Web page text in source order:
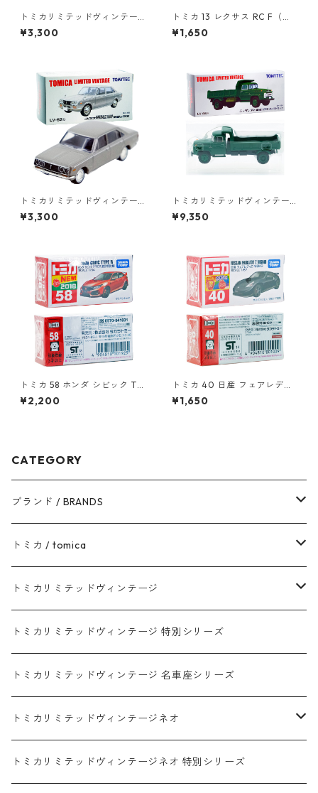
トミカリミテッドヴィンテー
ジ LV-64b トヨペット コロナ
1500 デラックス #10217145
¥3,300
トミカ 13 レクサス RC F（初
回特別仕様）#10801689
¥1,650
トミカリミテッドヴィンテー
ジ LV-52b コロナ MARKⅡ 19
00 デラックス #10213451
¥3,300
トミカリミテッドヴィンテー
ジ LV-66a ニッサン ディーゼ
ル 680型 ダンプトラック #10
¥9,350
トミカ 58 ホンダ シビック TY
PE R（初回特別仕様）#10101
925
¥2,200
トミカ 40 日産 フェアレディ
Z NISMO #10801009
¥1,650
CATEGORY
ブランド / BRANDS
トヨタ / TOYOTA
ダイハツ / DAIHATSU
マツダ / MAZDA
ホンダ / HONDA
日産 / NISSAN
スバル / SUBARU
トミカ / tomica
赤箱 - 現行トミカ
赤箱 - 限定トミカ 初回特別カラー
赤箱 - 絶版（廃盤）トミカ No.1-120
赤箱 - 絶版（廃盤）トミカ No.1-9
赤箱 - 絶版（廃盤）トミカ No.10-19
赤箱 - 絶版（廃盤）ロングトミカ No.121-
赤箱 - 車種別
トミカリミテッドヴィンテージ
TLV - NEW LINEUP
TLV - No. LV-00-195
TLV - No. LV-00-09
TLV - No. LV-10-19
TLV - 車種別
乗用車
トミカリミテッドヴィンテージ 特別シリーズ
トミカリミテッドヴィンテージ 名車座シリーズ
トミカリミテッドヴィンテージネオ
TLVN - NEW LINEUP
トミカリミテッドヴィンテージネオ 特別シリーズ